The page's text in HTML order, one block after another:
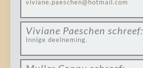
viviane.paeschen@hotmail.com
Viviane Paeschen schreef:
Innige deelneming.